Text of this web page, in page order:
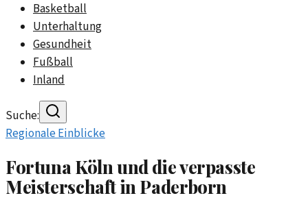
Basketball
Unterhaltung
Gesundheit
Fußball
Inland
Suche:
Regionale Einblicke
Fortuna Köln und die verpasste
Meisterschaft in Paderborn